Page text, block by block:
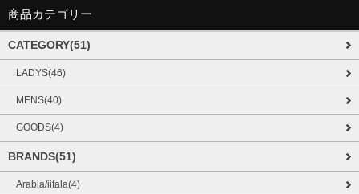
商品カテゴリー
CATEGORY(51)
LADYS(46)
MENS(40)
GOODS(4)
BRANDS(51)
Arabia/iitala(4)